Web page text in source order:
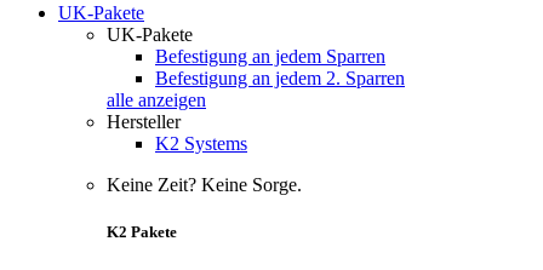
UK-Pakete
UK-Pakete
Befestigung an jedem Sparren
Befestigung an jedem 2. Sparren
alle anzeigen
Hersteller
K2 Systems
Keine Zeit? Keine Sorge.
K2 Pakete